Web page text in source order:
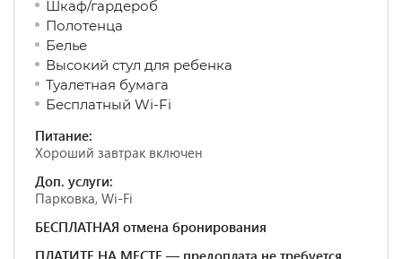
Шкаф/гардероб
Полотенца
Белье
Высокий стул для ребенка
Туалетная бумага
Бесплатный Wi-Fi
Питание:
Хороший завтрак включен
Доп. услуги:
Парковка, Wi-Fi
БЕСПЛАТНАЯ отмена бронирования
ПЛАТИТЕ НА МЕСТЕ — предоплата не требуется